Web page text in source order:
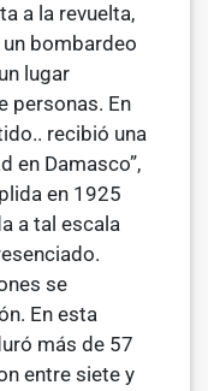
a la revuelta,
un bombardeo
lugar
personas. En
recibió una
en Damasco”,
en 1925
a tal escala
se
En esta
más de 57
entre siete y